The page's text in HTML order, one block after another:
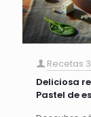
Recetas
Deliciosa
Pastel de